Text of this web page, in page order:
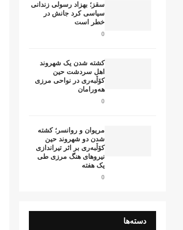
سقز؛ بهزاد رسولی زندانی
سیاسی کرد جانش در
خطر است
0
کشتە شدن یک شهروند
اهل سردشت حین
کۆڵبەری در نواحی مرزی
هەورامان
0
مریوان و روانسر؛ کشته
شدن دو شهروند حین
کۆڵبەری بر اثر تیراندازی
نیروهای هنگ مرزی طی
یک هفته
0
دسته‌ها